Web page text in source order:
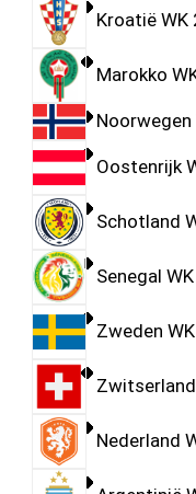
Kroatië
Marokko
Oostenrijk
Schotland
Senegal
Zweden
Nederland